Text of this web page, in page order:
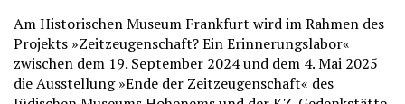
Am Historischen Museum Frankfurt wird im Rahmen des
Projekts »Zeitzeugenschaft? Ein Erinnerungslabor«
zwischen dem 19. September 2024 und dem 4. Mai 2025
die Ausstellung »Ende der Zeitzeugenschaft« des